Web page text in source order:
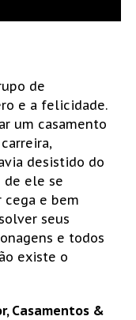
de
e a felicidade.
um casamento
desistido do
de ele se
cega e bem
seus
e todos
existe o
Casamentos &